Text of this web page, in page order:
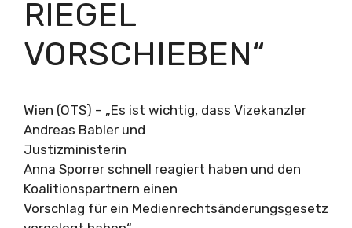
RIEGEL
VORSCHIEBEN“
Wien (OTS) – „Es ist wichtig, dass Vizekanzler
Andreas Babler und
Justizministerin
Anna Sporrer schnell reagiert haben und den
Koalitionspartnern einen
Vorschlag für ein Medienrechtsänderungsgesetz